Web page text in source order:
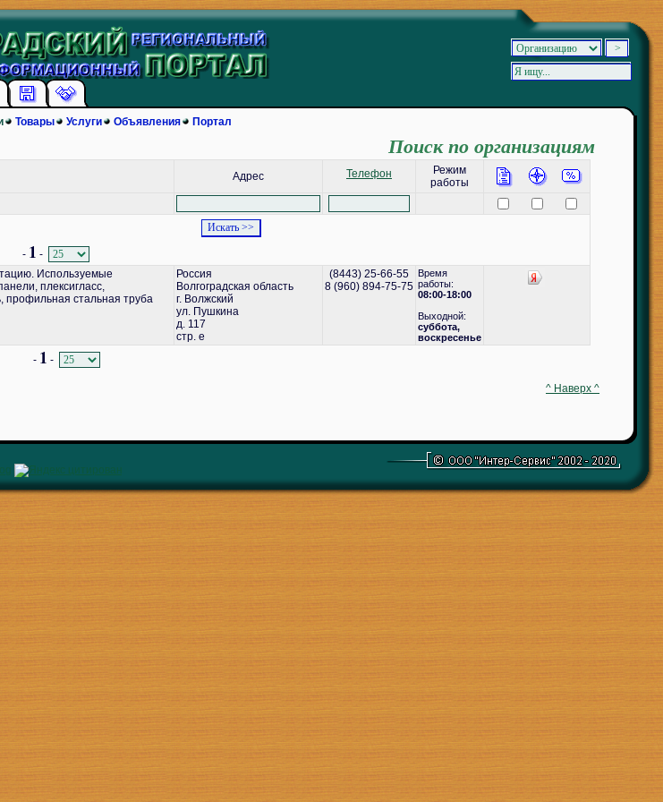
Товары Услуги Объявления Портал
Поиск по организациям
Адрес Телефон
Режим
работы
- 1 -
Используемые
плексигласс,
стальная труба
Россия
Волгоградская область
г. Волжский
ул. Пушкина
д. 117
стр. е
(8443) 25-66-55
8 (960) 894-75-75
Время
работы:
08:00-18:00
Выходной:
cуббота,
воскресенье
- 1 -
^ Наверх ^